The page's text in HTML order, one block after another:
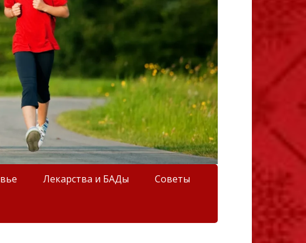
Лекарства и БАДы Советы